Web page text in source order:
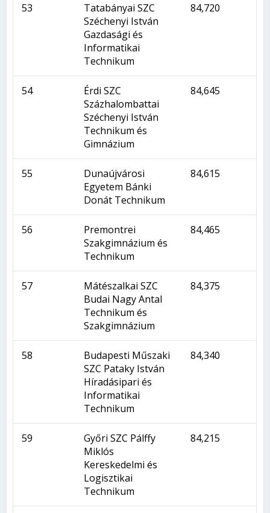
53
Tatabányai SZC
Széchenyi István
Gazdasági és
Informatikai
Technikum
84,720
54
Érdi SZC
Százhalombattai
Széchenyi István
Technikum és
Gimnázium
84,645
55
Dunaújvárosi
Egyetem Bánki
Donát Technikum
84,615
56
Premontrei
Szakgimnázium és
Technikum
84,465
57
Mátészalkai SZC
Budai Nagy Antal
Technikum és
Szakgimnázium
84,375
58
Budapesti Műszaki
SZC Pataky István
Híradásipari és
Informatikai
Technikum
84,340
59
Győri SZC Pálffy
Miklós
Kereskedelmi és
Logisztikai
Technikum
84,215